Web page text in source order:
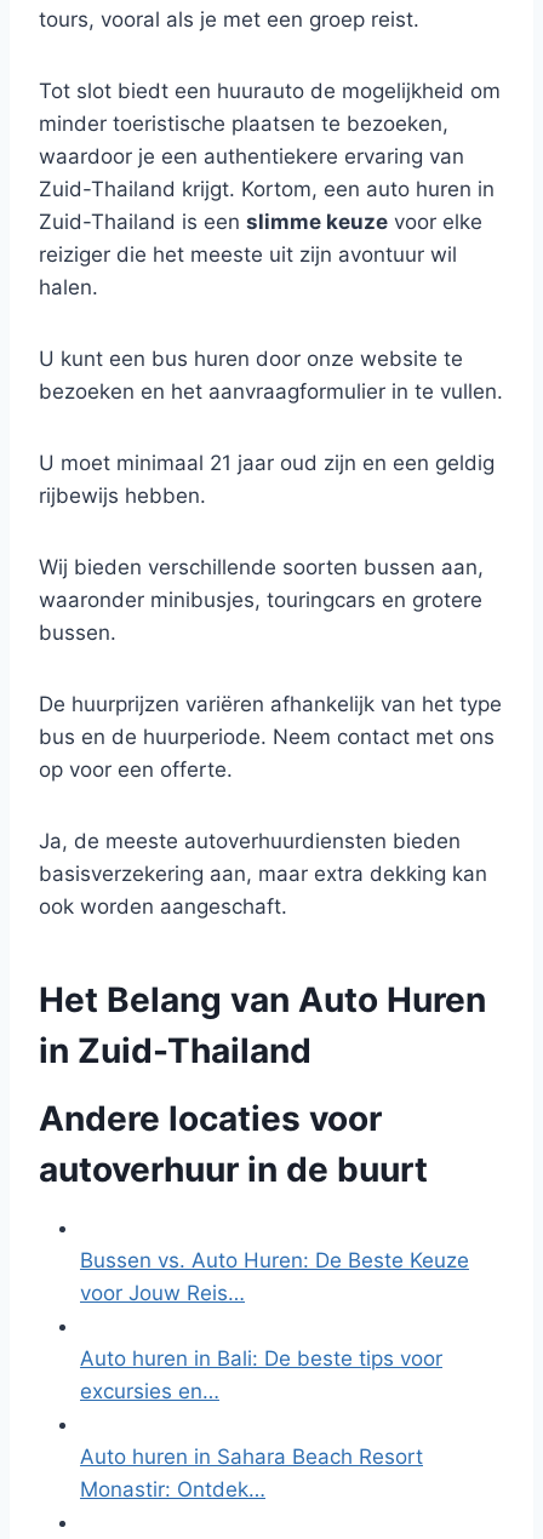
tours, vooral als je met een groep reist.
Tot slot biedt een huurauto de mogelijkheid om
minder toeristische plaatsen te bezoeken,
waardoor je een authentiekere ervaring van
Zuid-Thailand krijgt. Kortom, een auto huren in
Zuid-Thailand is een slimme keuze voor elke
reiziger die het meeste uit zijn avontuur wil
halen.
U kunt een bus huren door onze website te
bezoeken en het aanvraagformulier in te vullen.
U moet minimaal 21 jaar oud zijn en een geldig
rijbewijs hebben.
Wij bieden verschillende soorten bussen aan,
waaronder minibusjes, touringcars en grotere
bussen.
De huurprijzen variëren afhankelijk van het type
bus en de huurperiode. Neem contact met ons
op voor een offerte.
Ja, de meeste autoverhuurdiensten bieden
basisverzekering aan, maar extra dekking kan
ook worden aangeschaft.
Het Belang van Auto Huren
in Zuid-Thailand
Andere locaties voor
autoverhuur in de buurt
Bussen vs. Auto Huren: De Beste Keuze
voor Jouw Reis…
Auto huren in Bali: De beste tips voor
excursies en…
Auto huren in Sahara Beach Resort
Monastir: Ontdek…